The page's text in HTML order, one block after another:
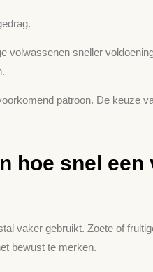
volwassenen sneller
patroon. De keuze
hoe snel
vaker gebruikt. Zoete of
bewust te merken.